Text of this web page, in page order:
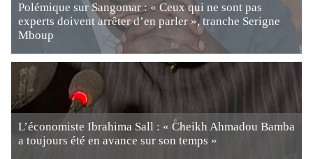
Polémique sur Sangomar : « Ceux qui ne sont pas
experts doivent arrêter d’en parler », tranche Serigne
Mboup
L’économiste Ibrahima Sall : « Cheikh Ahmadou Bamba
a toujours été en avance sur son temps »